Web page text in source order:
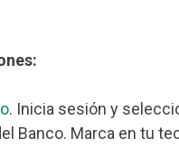
. Inicia sesión y
Banco. Marca en tu